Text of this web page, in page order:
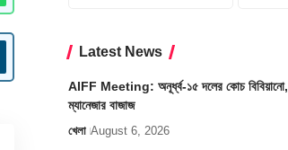
Latest News
AIFF Meeting: অনূর্ধ্ব-১৫ দলের কোচ বিবিয়ানো,
ম্যানেজার বাজাজ
খেলা August 6, 2026